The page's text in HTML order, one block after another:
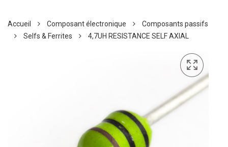
Accueil Composant électronique
Composants passifs
Selfs & Ferrites
4,7UH RESISTANCE SELF AXIAL